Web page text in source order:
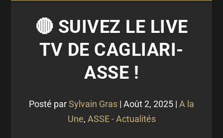
🔴 SUIVEZ LE LIVE
TV DE CAGLIARI-
ASSE !
Posté parSylvain Gras | Août 2, 2025 | A la
Une, ASSE - Actualités